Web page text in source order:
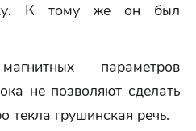
К тому же он был
параметров
не позволяют сделать
грушинская речь.